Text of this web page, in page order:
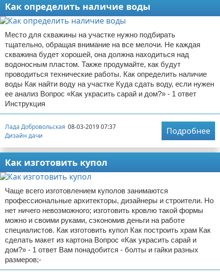
Как определить наличие воды
Место для скважины на участке нужно подбирать
тщательно, обращая внимание на все мелочи. Не каждая
скважина будет хорошей, она должна находиться над
водоносным пластом. Также продумайте, как будут
проводиться технические работы. Как определить наличие
воды Как найти воду на участке Куда сдать воду, если нужен
ее анализ Вопрос «Как украсить сарай и дом?» - 1 ответ
Инструкция
Лада Добровольская 08-03-2019 07:37
Дизайн дачи
Подробнее
Как изготовить купол
Чаще всего изготовлением куполов занимаются
профессиональные архитекторы, дизайнеры и строители. Но
нет ничего невозможного; изготовить кровлю такой формы
можно и своими руками, сэкономив деньги на работе
специалистов. Как изготовить купол Как построить храм Как
сделать макет из картона Вопрос «Как украсить сарай и
дом?» - 1 ответ Вам понадобится - болты и гайки разных
размеров;-